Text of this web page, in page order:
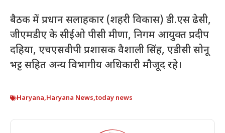
बैठक में प्रधान सलाहकार (शहरी विकास) डी.एस ढेसी,
जीएमडीए के सीईओ पीसी मीणा, निगम आयुक्त प्रदीप
दहिया, एचएसवीपी प्रशासक वैशाली सिंह, एडीसी सोनू
भट्ट सहित अन्य विभागीय अधिकारी मौजूद रहे।
Haryana,Haryana News,today news